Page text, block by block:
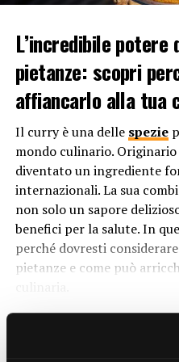
delizia culinaria ha origini
radici nella storia e nella
“pasticcera” deriva dal
una persona che lavora nel
origine, la crema pasticcera
principalmente alle
da qui l’attributo
Tuttavia, il termine
sua consistenza morbida e
ottenuta dalla
tuorli d’uovo,zuccheroe
vengono cotti fino a
sua stretta associazione
L’incredibile
pietanze: scopri
affiancarlo alla tua
Il curry è una delle spezie
mondo culinario.
diventato un ingrediente
internazionali. La sua
non solo un sapore
benefici per la salute. In
perché dovresti
pietanze e come può
che varia da regione a